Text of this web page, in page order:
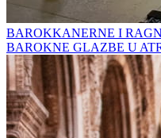
BAROKKANERNE I
BAROKNE GLAZBE U